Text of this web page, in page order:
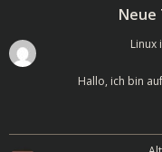
Neue
Linux
Hallo, ich bin